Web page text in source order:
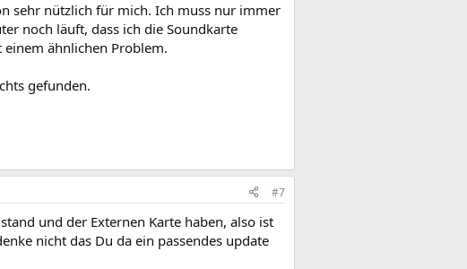
sehr nützlich für mich. Ich muss nur immer
noch läuft, dass ich die Soundkarte
ähnlichen Problem.
gefunden.
#7
und der Externen Karte haben, also ist
nicht das Du da ein passendes update